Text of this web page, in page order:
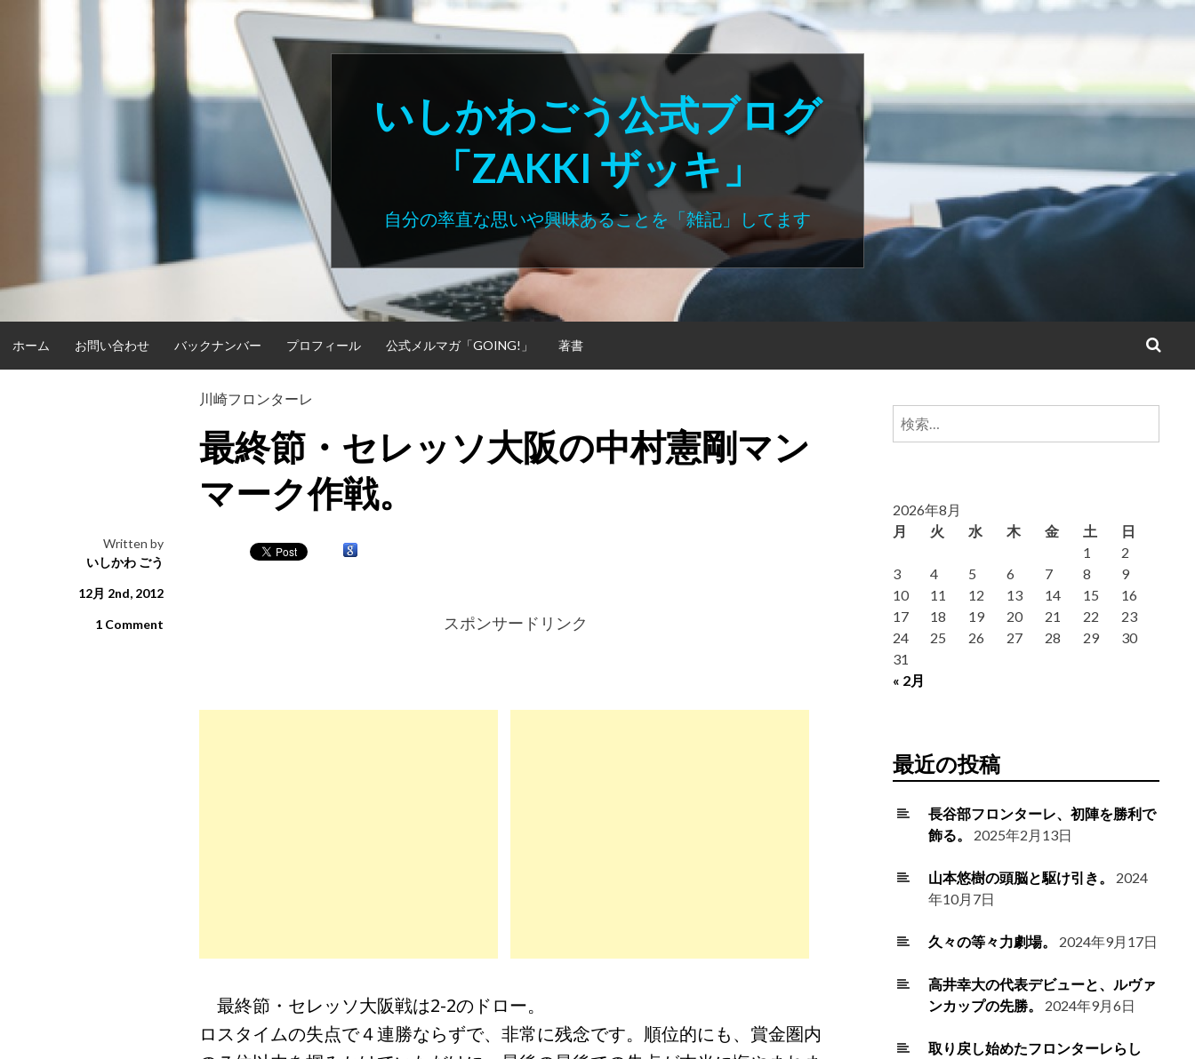
いしかわごう公式ブログ
「ZAKKI ザッキ」
自分の率直な思いや興味あることを「雑記」してます
ホーム お問い合わせ バックナンバー プロフィール 公式メルマガ「GOING!」 著書
川崎フロンターレ
最終節・セレッソ大阪の中村憲剛マン
マーク作戦。
Written by
いしかわ ごう
12月 2nd, 2012
1 Comment スポンサードリンク
最終節・セレッソ大阪戦は2-2のドロー。
ロスタイムの失点で４連勝ならずで、非常に残念です。順位的にも、賞金圏内
検
2026年8月
月
火 水 木 金 土 日
« 2月
1
2
3
4 5 6 7 8
9
10
11 12 13 14 15
16
17
18 19 20 21 22
23
24
25 26 27 28 29
30
31
最近の投稿
長谷部フロンターレ、初陣を勝利で
飾る。
2025年2月13日
山本悠樹の頭脳と駆け引き。
2024
年10月7日
久々の等々力劇場。 2024年9月17日
高井幸大の代表デビューと、ルヴァ
ンカップの先勝。
2024年9月6日
取り戻し始めたフロンターレらし